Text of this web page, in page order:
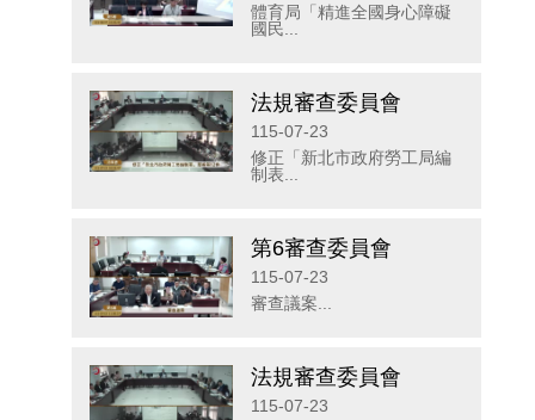
體育局「精進全國身心障礙
國民...
法規審查委員會
115-07-23
修正「新北市政府勞工局編
制表...
第6審查委員會
115-07-23
審查議案...
法規審查委員會
115-07-23